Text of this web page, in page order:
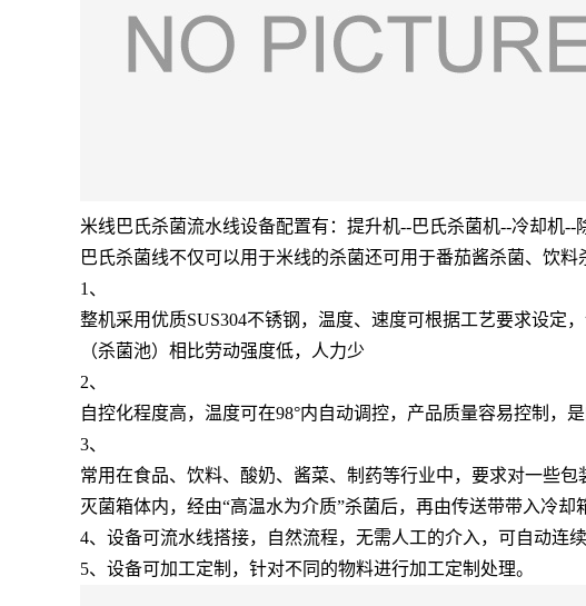
米线巴氏杀菌流水线设备配置有：提升机--巴氏杀菌机--冷却机
巴氏杀菌线不仅可以用于米线的杀菌还可用于番茄酱杀菌、饮料
1、
整机采用优质SUS304不锈钢，温度、速度可根据工艺要求设定
（杀菌池）相比劳动强度低，人力少
2、
自控化程度高，温度可在98°内自动调控，产品质量容易控制，
3、
常用在食品、饮料、酸奶、酱菜、制药等行业中，要求对一些
灭菌箱体内，经由“高温水为介质”杀菌后，再由传送带带入冷却
4、设备可流水线搭接，自然流程，无需人工的介入，可自动连续
5、设备可加工定制，针对不同的物料进行加工定制处理。